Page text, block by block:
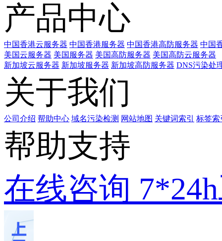
产品中心
中国香港云服务器 中国香港服务器 中国香港高防服务器 中国
美国云服务器 美国服务器 美国高防服务器 美国高防云服务器
新加坡云服务器 新加坡服务器 新加坡高防服务器 DNS污染处
关于我们
公司介绍 帮助中心 域名污染检测 网站地图 关键词索引 标签索
帮助支持
在线咨询